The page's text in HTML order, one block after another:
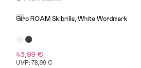
(0)
Giro ROAM Skibrille, White Wordmark
43,99 €
UVP: 78,99 €